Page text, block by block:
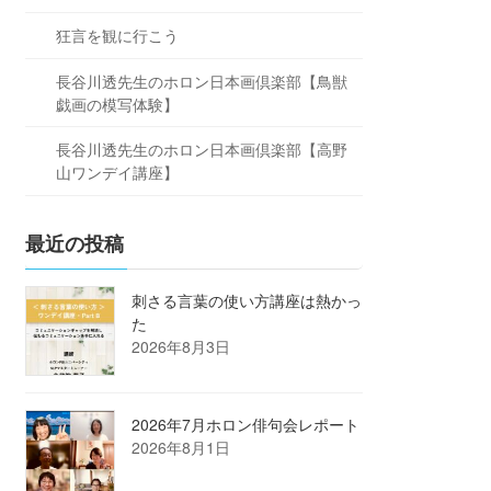
狂言を観に行こう
長谷川透先生のホロン日本画倶楽部【鳥獣
戯画の模写体験】
長谷川透先生のホロン日本画倶楽部【高野
山ワンデイ講座】
最近の投稿
刺さる言葉の使い方講座は熱かっ
た
2026年8月3日
2026年7月ホロン俳句会レポート
2026年8月1日